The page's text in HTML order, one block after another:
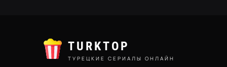
TURKTOP
ТУРЕЦКИЕ СЕРИАЛЫ ОНЛАЙН